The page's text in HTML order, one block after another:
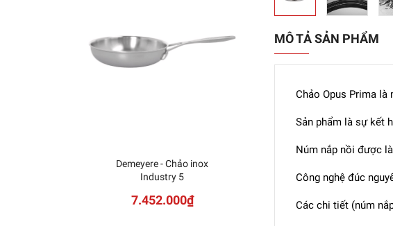
MÔ TẢ SẢN PHẨM
Chảo Opus Prima
Sản phẩm là sự kết
Núm nắp nồi được
Công nghệ đúc
Các chi tiết (núm
Demeyere - Chảo inox
Industry 5
7.452.000₫
ZWILLING Sensation
5.488.000₫